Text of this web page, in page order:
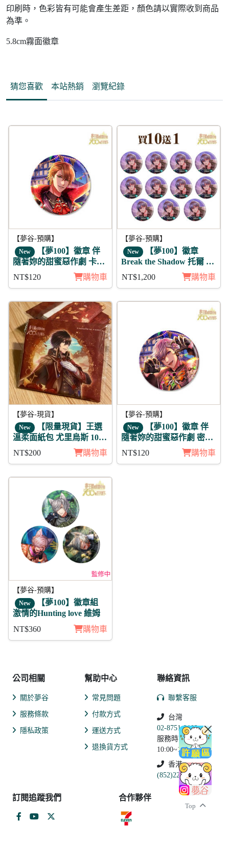
Top
印刷時，色彩皆有可能會產生差距，顏色請以實際收到商品
為準。
5.8cm霧面徽章
猜您喜歡 本站熱銷 瀏覽紀錄
【夢谷-預購】
New 【夢100】徽章 伴
隨著妳的甜蜜惡作劇 卡利
班恩
NT$120 購物車
【夢谷-預購】
New 【夢100】徽章
Break the Shadow 托爾 11
NT$1,200 購物車
【夢谷-現貨】
New 【限量現貨】王選
溫柔面紙包 尤里烏斯 10
包入
NT$200 購物車
【夢谷-預購】
New 【夢100】徽章 伴
隨著妳的甜蜜惡作劇 密利
NT$120 購物車
【夢谷-預購】
New 【夢100】徽章組
激情的Hunting love 維姆
NT$360
購物車
公司相關
關於夢谷
服務條款
隱私政策
幫助中心
常見問題
付款方式
運送方式
退換貨方式
聯絡資訊
聯繫客服
台灣
02-8751-2102
服務時間:
10:00~19:00
香港
(852)2250-9311
訂閱追蹤我們 合作夥伴